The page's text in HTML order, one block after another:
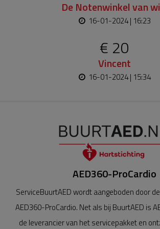
De Notenwinkel van
16-01-2024 | 16:23
€ 20
Vincent
16-01-2024 | 15:34
AED360-ProCardio
ServiceBuurtAED wordt aangeboden door
AED360-ProCardio. Net als bij BuurtAED is
de leverancier van het servicepakket en